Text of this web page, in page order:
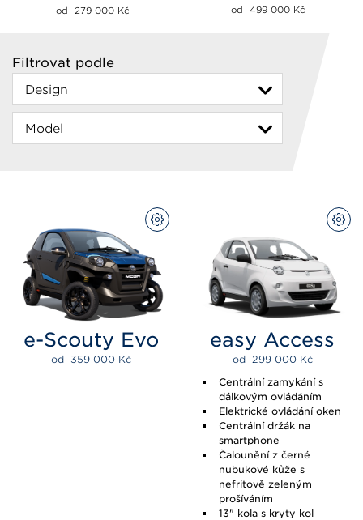
od  279 000 Kč
od  499 000 Kč
Filtrovat podle
e-Scouty Evo
od 359 000 Kč
PŘIZPŮSOBIT
easy Access
od 299 000 Kč
Centrální zamykání s
dálkovým ovládáním
Elektrické ovládání oken
Centrální držák na
smartphone
Čalounění z černé
nubukové kůže s
nefritově zeleným
prošíváním
13" kola s kryty kol